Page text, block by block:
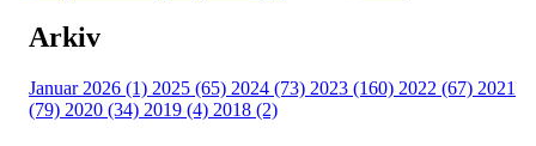
Arkiv
Januar 2026 (1) 2025 (65) 2024 (73) 2023 (160) 2022 (67) 2021
(79) 2020 (34) 2019 (4) 2018 (2)